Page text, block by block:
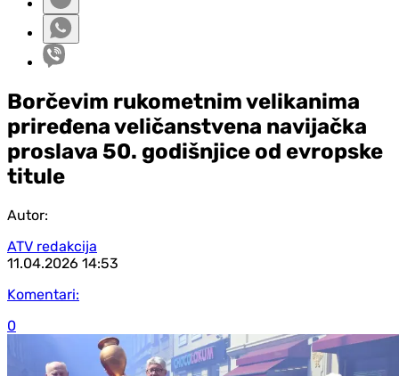
Borčevim rukometnim velikanima
priređena veličanstvena navijačka
proslava 50. godišnjice od evropske
titule
Autor:
ATV redakcija
11.04.2026 14:53
Komentari:
0